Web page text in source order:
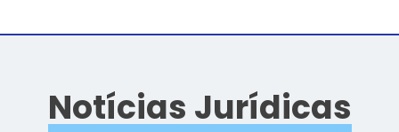
Notícias Jurídicas